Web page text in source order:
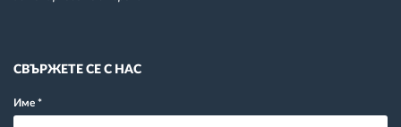
СВЪРЖЕТЕ СЕ С НАС
Име *